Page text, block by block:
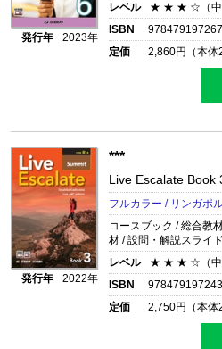
発行年 2023年
レベル
★ ★ ★ ☆（中
ISBN
定価
2,860円（本体
発行年 2022年
***
Live Escalate Book
フルカラー / リンガポ
コースブック / 総合教
材 / 設問・解説スライ
レベル
★ ★ ★ ☆（中
ISBN
定価
2,750円（本体